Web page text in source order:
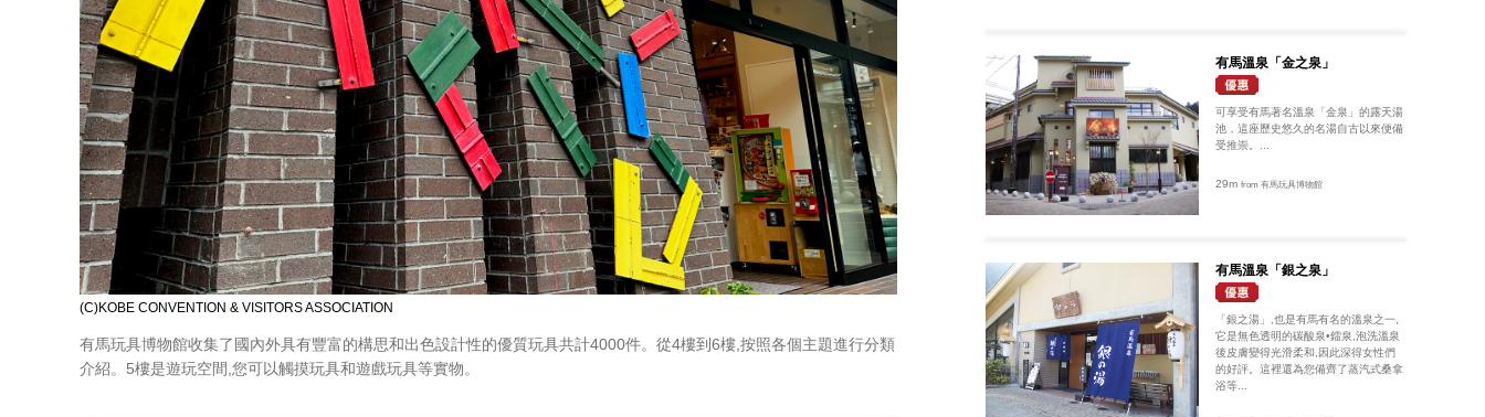
(C)KOBE CONVENTION & VISITORS ASSOCIATION
有馬玩具博物館收集了國內外具有豐富的構思和出色設計性的優質玩具共計4000件。從4樓到6樓,按照各個主題進行分類
介紹。5樓是遊玩空間,您可以觸摸玩具和遊戲玩具等實物。
有馬溫泉「金之泉」
可享受有馬著名溫泉「金泉」的露天湯
池，這座歷史悠久的名湯自古以來便備
受推崇。...
29mfrom 有馬玩具博物館
有馬溫泉「銀之泉」
「銀之湯」,也是有馬有名的溫泉之一,
它是無色透明的碳酸泉•鐳泉,泡洗溫泉
後皮膚變得光滑柔和,因此深得女性們
的好評。這裡還為您備齊了蒸汽式桑拿
浴等...